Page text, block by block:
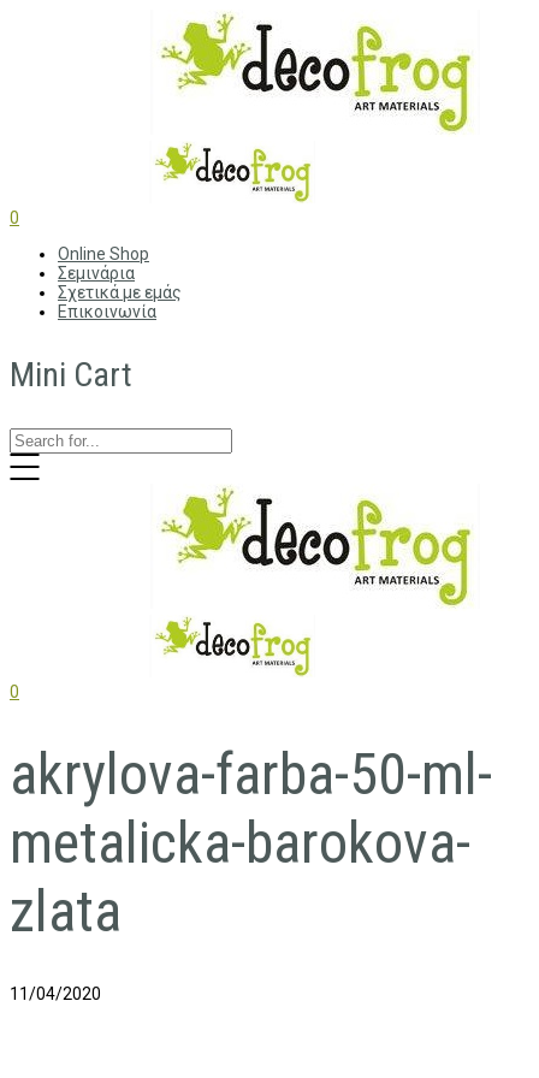
0
Online Shop
Σεμινάρια
Σχετικά με εμάς
Επικοινωνία
Mini Cart
0
akrylova-farba-50-ml-
metalicka-barokova-
zlata
11/04/2020